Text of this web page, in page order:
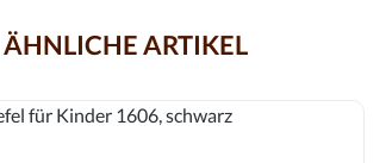
ÄHNLICHE ARTIKEL